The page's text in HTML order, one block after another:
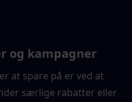
og kampagner
at spare på er ved at
særlige rabatter eller